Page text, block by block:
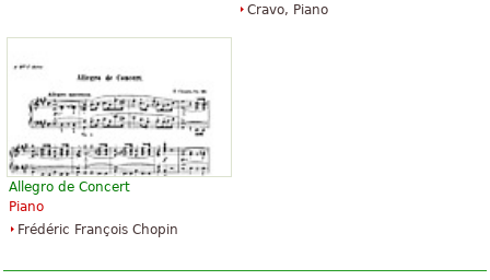
Easy Guitar
Santorella Publications
Cravo, Piano
Allegro de Concert
Piano
Frédéric François Chopin